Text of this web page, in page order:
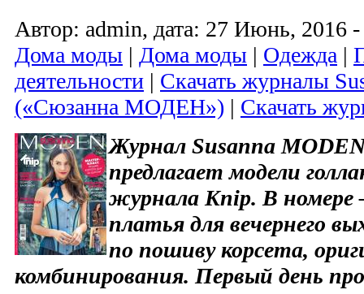
Автор: admin, дата: 27 Июнь, 2016
Дома моды | Дома моды | Одежда |
деятельности | Скачать журналы
(«Сюзанна МОДЕН») | Скачать
Журнал Susanna
предлагает модели
журнала Knip. В
платья для вечернего
по пошиву корсета,
комбинирования. Первый день